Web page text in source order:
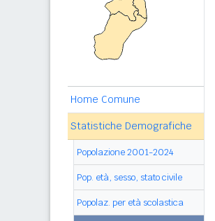
Home Comune
Statistiche Demografiche
Popolazione 2001-2024
Pop. età, sesso, stato civile
Popolaz. per età scolastica